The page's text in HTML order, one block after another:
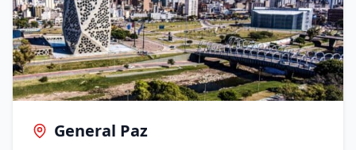
General Paz